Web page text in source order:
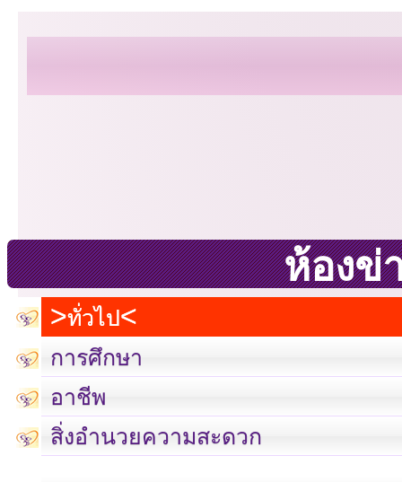
ห้องข่
ทั่วไป
การศึกษา
อาชีพ
สิ่งอำนวยความสะดวก